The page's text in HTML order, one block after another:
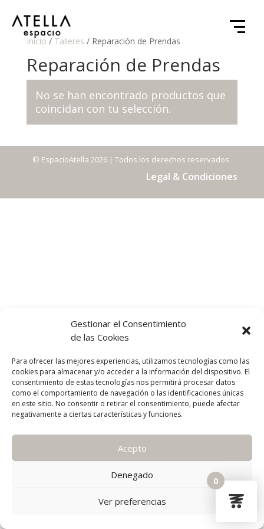
Gestionar el Consentimiento
de las Cookies
Para ofrecer las mejores experiencias, utilizamos tecnologías como las
cookies para almacenar y/o acceder a la información del dispositivo. El
consentimiento de estas tecnologías nos permitirá procesar datos
como el comportamiento de navegación o las identificaciones únicas
en este sitio. No consentir o retirar el consentimiento, puede afectar
negativamente a ciertas características y funciones.
Acepto
Denegado
Ver preferencias
Inicio / Talleres / Reparación de Prendas
Reparación de Prendas
No se han encontrado productos que
coincidan con tu selección.
© EspacioAtella 2026 | Todos los derechos reservados.
Legal & Condiciones
0